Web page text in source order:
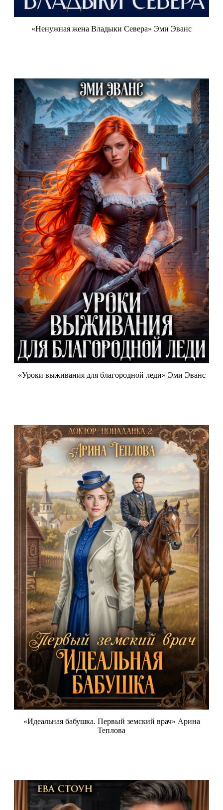
«Ненужная жена Владыки Севера» Эми Эванс
«Уроки выживания для благородной леди» Эми Эванс
«Идеальная бабушка. Первый земский врач» Арина
Теплова